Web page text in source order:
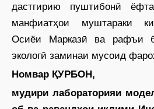
дастгирию пуштибонӣ
манфиатҳои муштараки
Осиёи Марказӣ ва рафъи
экологӣ заминаи мусоид
Номвар ҚУРБОН,
мудири лабораторияи